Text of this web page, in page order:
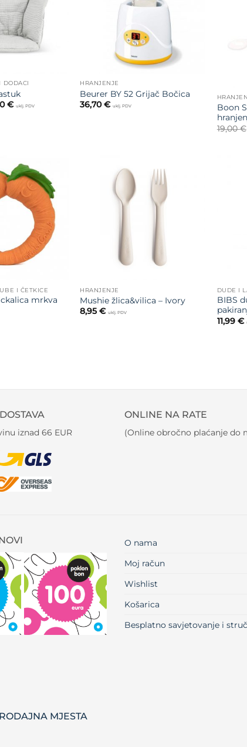
DODACI
€Raspon
cijena:
uklj. PDV
HRANJENJE
Beurer BY 52 Grijač Bočica
36,70€ uklj. PDV
Boon
19,00€
Dodajte
na listu
želja
I ČETKICE
mrkva
HRANJENJE
Mushie žlica&vilica – Ivory
8,95€ uklj. PDV
DUDE I
BIBS
11,99 €
iznad 66 EUR
ONLINE NA RATE
(Online obročno plaćanje do
O nama
Moj račun
Wishlist
Košarica
Besplatno savjetovanje i
MJESTA